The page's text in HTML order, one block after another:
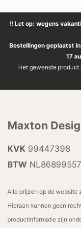
!! Let op: wegens
Bestellingen geplaatst
17
Het gewenste product
Maxton
KVK 99447398
BTW
Alle prijzen op de website
Hieraan kunnen geen
productinformatie zijn